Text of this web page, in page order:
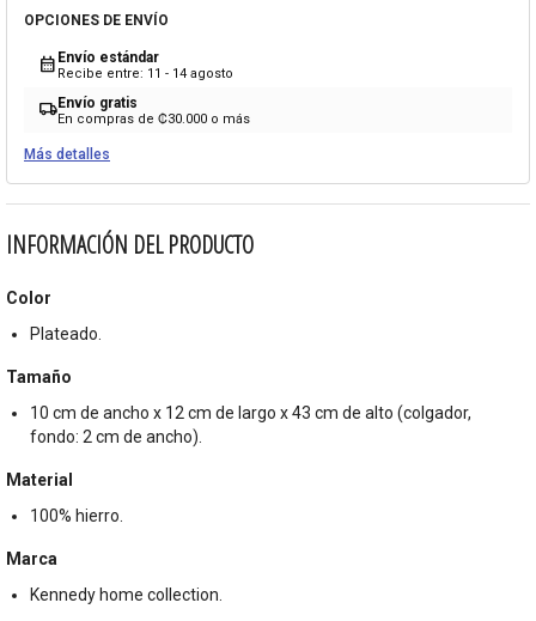
OPCIONES DE ENVÍO
calendar_month Envío estándar
Recibe entre: 11 - 14 agosto
local_shippingEnvío gratis
En compras de ₡30.000 o más
Más detalles
INFORMACIÓN DEL PRODUCTO
Color
Plateado.
Tamaño
10 cm de ancho x 12 cm de largo x 43 cm de alto (colgador,
fondo: 2 cm de ancho).
Material
100% hierro.
Marca
Kennedy home collection.